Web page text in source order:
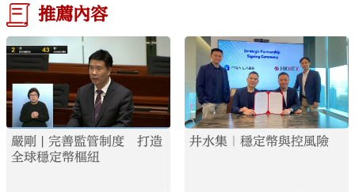
推薦內容
嚴剛 | 完善監管制度 打造
全球穩定幣樞紐
井水集｜穩定幣與控風險